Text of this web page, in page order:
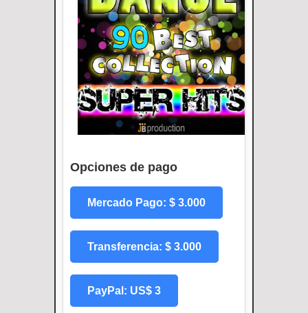
Opciones de pago
Mercado Pago: $ 3.000
Transferencia: $ 3.000
PayPal: US$ 3